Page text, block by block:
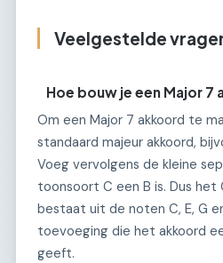
Veelgestelde
Hoe bouw je een Major
Om een Major 7 akkoord te
standaard majeur akkoord,
Voeg vervolgens de kleine
toonsoort C een B is. Dus het
bestaat uit de noten C, E, G
toevoeging die het akkoord
geeft.